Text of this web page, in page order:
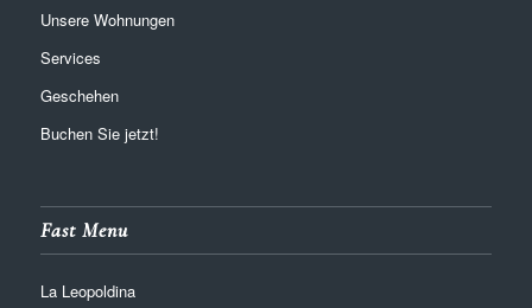
Unsere Wohnungen
Services
Geschehen
Buchen Sie jetzt!
Fast Menu
La Leopoldina